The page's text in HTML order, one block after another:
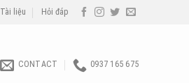
Tài liệu Hỏi đáp
CONTACT 0937 165 675